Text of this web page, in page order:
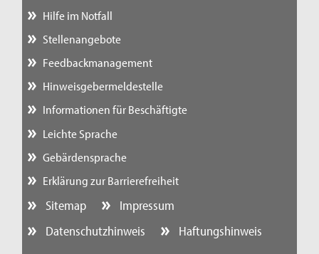
Hilfe im Notfall
Stellenangebote
Feedbackmanagement
Hinweisgebermeldestelle
Informationen für Beschäftigte
Leichte Sprache
Gebärdensprache
Erklärung zur Barrierefreiheit
Sitemap
Impressum
Datenschutzhinweis
Haftungshinweis